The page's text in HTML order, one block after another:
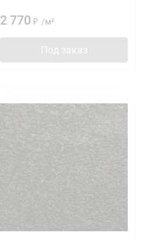
2 770 ₽ /м²
Под заказ